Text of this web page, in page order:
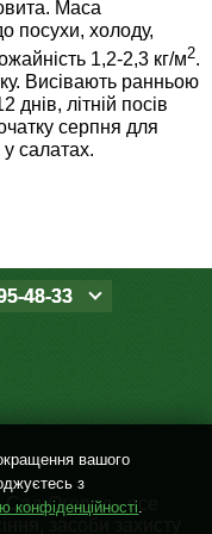
Маса
посухи, холоду,
1,2-2,3 кг/м2.
Висівають ранньою
днів, літній посів
серпня для
салатах.
48-33
Огород - все
засоби захисту
вашого
з
конфіденційності.